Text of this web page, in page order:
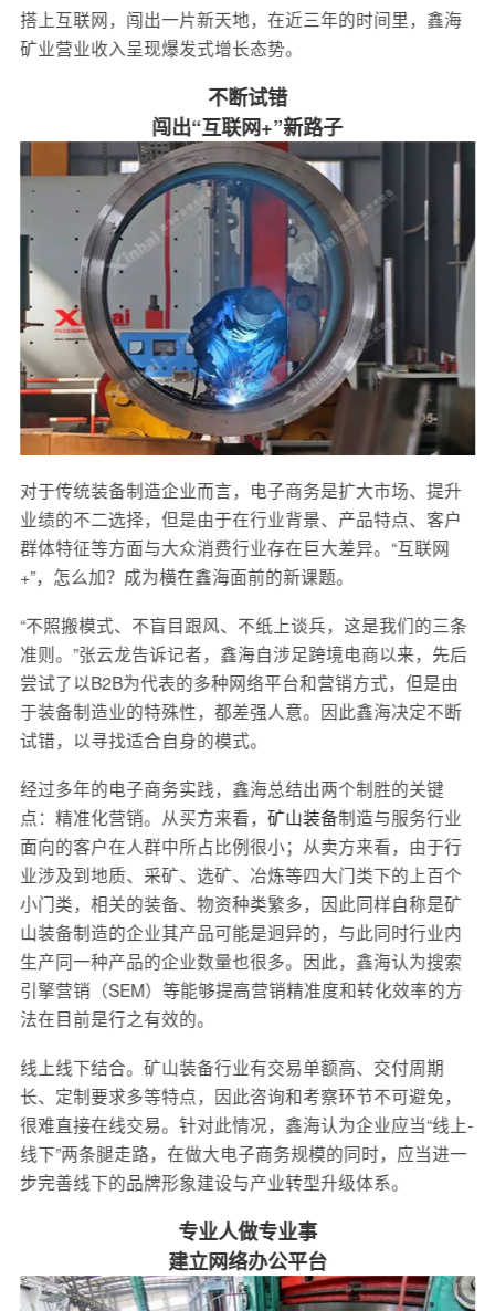
搭上互联网，闯出一片新天地，在近三年的时间里，鑫海
矿业营业收入呈现爆发式增长态势。
不断试错
闯出“互联网+”新路子
对于传统装备制造企业而言，电子商务是扩大市场、提升
业绩的不二选择，但是由于在行业背景、产品特点、客户
群体特征等方面与大众消费行业存在巨大差异。“互联网
+”，怎么加？成为横在鑫海面前的新课题。
“不照搬模式、不盲目跟风、不纸上谈兵，这是我们的三条
准则。”张云龙告诉记者，鑫海自涉足跨境电商以来，先后
尝试了以B2B为代表的多种网络平台和营销方式，但是由
于装备制造业的特殊性，都差强人意。因此鑫海决定不断
试错，以寻找适合自身的模式。
经过多年的电子商务实践，鑫海总结出两个制胜的关键
点：精准化营销。从买方来看， 矿山装备制造与服务行业
面向的客户在人群中所占比例很小；从卖方来看，由于行
业涉及到地质、采矿、选矿、冶炼等四大门类下的上百个
小门类，相关的装备、物资种类繁多，因此同样自称是矿
山装备制造的企业其产品可能是迥异的，与此同时行业内
生产同一种产品的企业数量也很多。因此，鑫海认为搜索
引擎营销（SEM）等能够提高营销精准度和转化效率的方
法在目前是行之有效的。
线上线下结合。矿山装备行业有交易单额高、交付周期
长、定制要求多等特点，因此咨询和考察环节不可避免，
很难直接在线交易。针对此情况，鑫海认为企业应当“线上-
线下”两条腿走路，在做大电子商务规模的同时，应当进一
步完善线下的品牌形象建设与产业转型升级体系。
专业人做专业事
建立网络办公平台